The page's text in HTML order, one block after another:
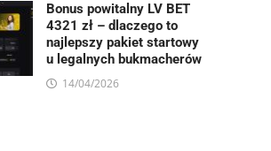
Bonus powitalny LV BET
4321 zł – dlaczego to
najlepszy pakiet startowy
u legalnych bukmacherów
14/04/2026